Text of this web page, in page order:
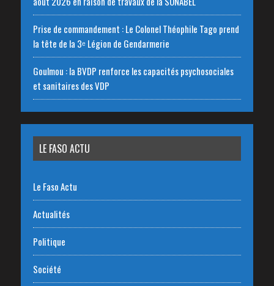
Prise de commandement : Le Colonel Théophile Tago prend
la tête de la 3ᵉ Légion de Gendarmerie
Goulmou : la BVDP renforce les capacités psychosociales
et sanitaires des VDP
LE FASO ACTU
Le Faso Actu
Actualités
Politique
Société